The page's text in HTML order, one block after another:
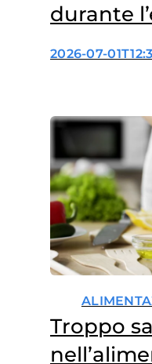
durante
caldo:
2026-07-
Troppo